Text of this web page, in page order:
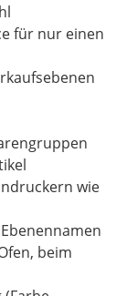
für nur einen
wie
beim